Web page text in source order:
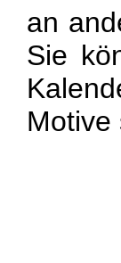
an
Sie
Motive